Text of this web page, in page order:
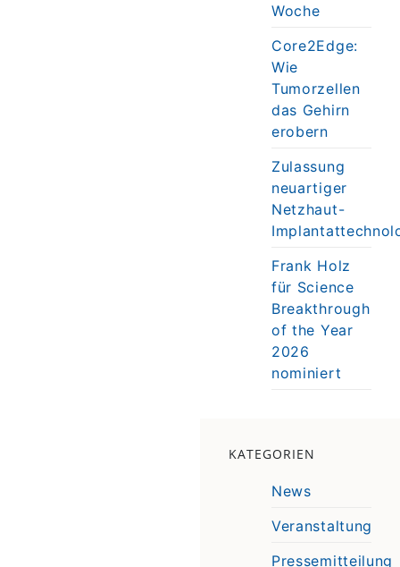
Woche
Core2Edge:
Wie
Tumorzellen
das Gehirn
erobern
Zulassung
neuartiger
Netzhaut-
Frank Holz
für Science
Breakthrough
of the Year
2026
nominiert
KATEGORIEN
News
Veranstaltung
Pressemitteilung